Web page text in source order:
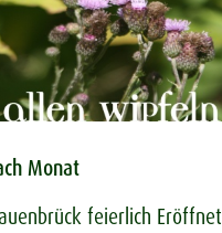
Monat
feierlich Eröffnet